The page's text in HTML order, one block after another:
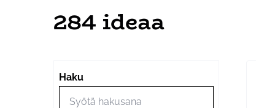
284 ideaa
Haku